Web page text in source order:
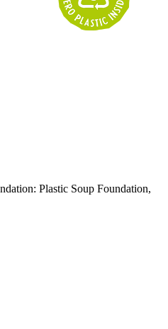
Plastic Soup Foundation,